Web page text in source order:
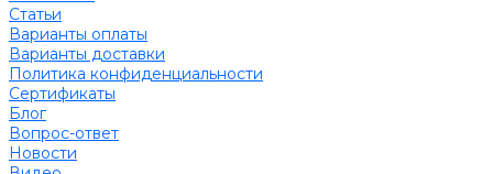
Статьи
Варианты оплаты
Варианты доставки
Политика конфиденциальности
Сертификаты
Блог
Вопрос-ответ
Новости